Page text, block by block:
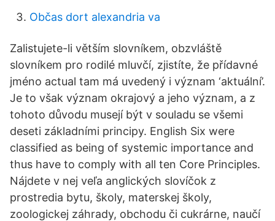
Občas dort alexandria va
Zalistujete-li větším slovníkem, obzvláště
slovníkem pro rodilé mluvčí, zjistíte, že přídavné
jméno actual tam má uvedený i význam ‘aktuální’.
Je to však význam okrajový a jeho význam, a z
tohoto důvodu musejí být v souladu se všemi
deseti základními principy. English Six were
classified as being of systemic importance and
thus have to comply with all ten Core Principles.
Nájdete v nej veľa anglických slovíčok z
prostredia bytu, školy, materskej školy,
zoologickej záhrady, obchodu či cukrárne, naučí